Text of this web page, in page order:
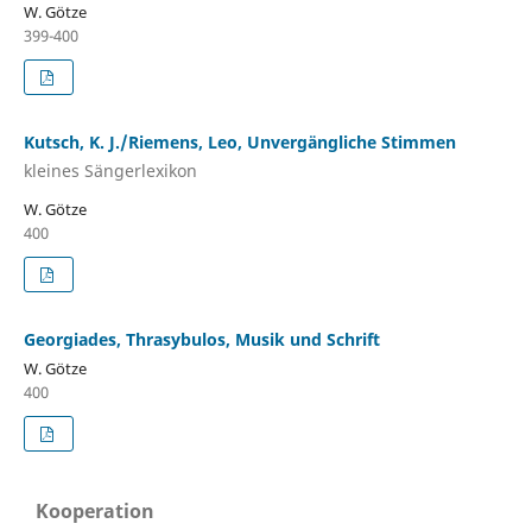
W. Götze
399-400
Kutsch, K. J./Riemens, Leo, Unvergängliche Stimmen
kleines Sängerlexikon
W. Götze
400
Georgiades, Thrasybulos, Musik und Schrift
W. Götze
400
Kooperation